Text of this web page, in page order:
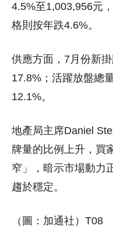
4.5%至1,003,956元
格則按年跌4.6%。
供應方面，7月份新
17.8%；活躍放盤總
12.1%。
地產局主席Daniel
牌量的比例上升，買
窄」，暗示市場動力
趨於穩定。
（圖：加通社）T08